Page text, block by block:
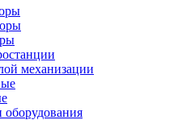
механизации
оборудования